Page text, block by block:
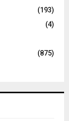
(193)
(4)
(875)